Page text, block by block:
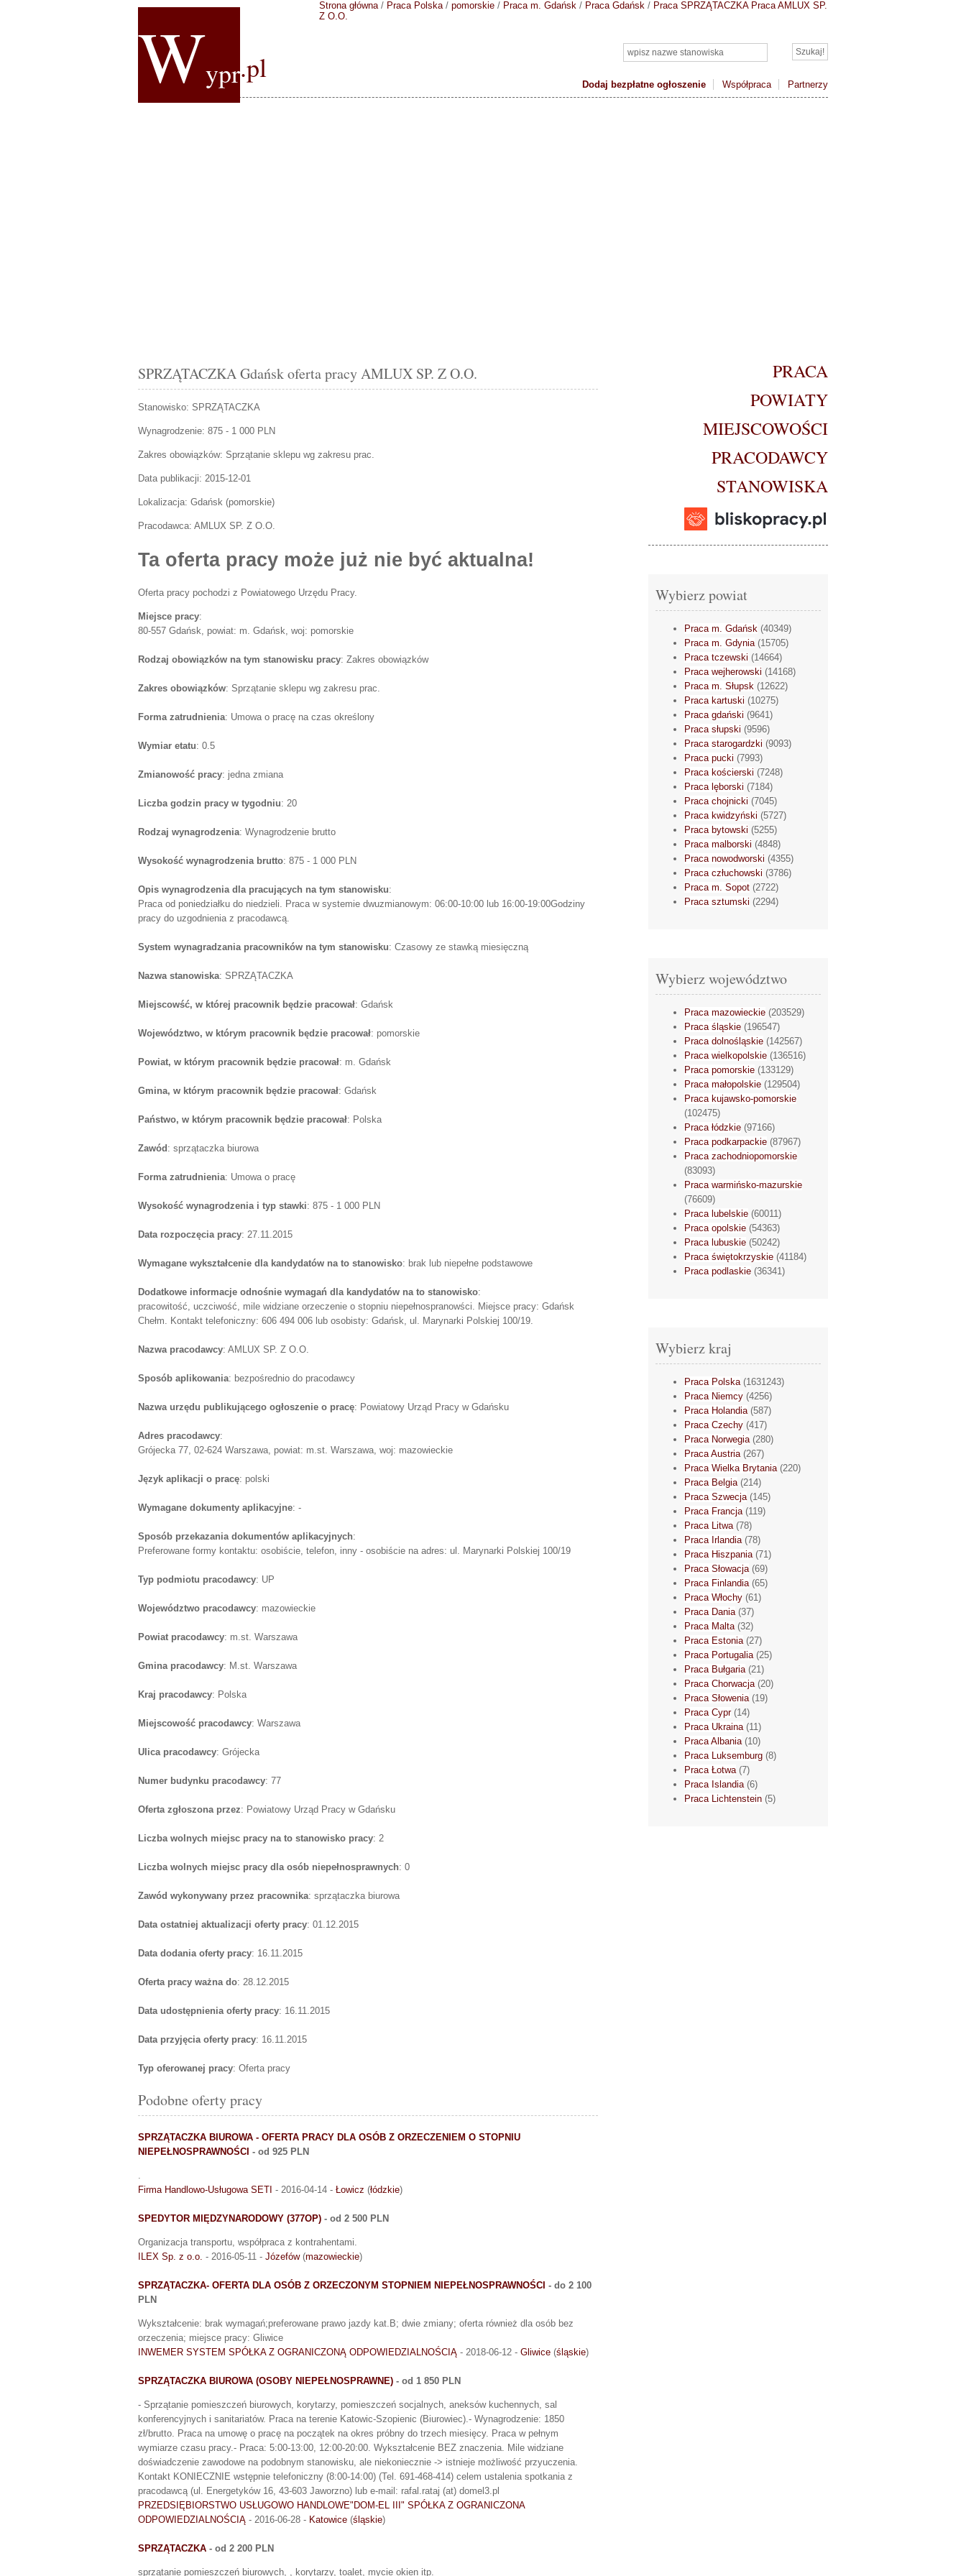
Wypr.pl
Dodaj bezpłatne ogłoszenie Współpraca Partnerzy
Strona główna/ Praca Polska/ pomorskie / Praca m. Gdańsk / Praca Gdańsk / Praca SPRZĄTACZKA Praca AMLUX SP.
Z O.O.
SPRZĄTACZKA Gdańsk oferta pracy AMLUX SP. Z O.O.
Stanowisko: SPRZĄTACZKA
Wynagrodzenie: 875 - 1 000 PLN
Zakres obowiązków: Sprzątanie sklepu wg zakresu prac.
Data publikacji: 2015-12-01
Lokalizacja: Gdańsk (pomorskie)
Pracodawca: AMLUX SP. Z O.O.
Ta oferta pracy może już nie być aktualna!
Oferta pracy pochodzi z Powiatowego Urzędu Pracy.
Miejsce pracy:
80-557 Gdańsk, powiat: m. Gdańsk, woj: pomorskie
Rodzaj obowiązków na tym stanowisku pracy: Zakres obowiązków
Zakres obowiązków: Sprzątanie sklepu wg zakresu prac.
Forma zatrudnienia: Umowa o pracę na czas określony
Wymiar etatu: 0.5
Zmianowość pracy: jedna zmiana
Liczba godzin pracy w tygodniu: 20
Rodzaj wynagrodzenia: Wynagrodzenie brutto
Wysokość wynagrodzenia brutto: 875 - 1 000 PLN
Opis wynagrodzenia dla pracujących na tym stanowisku:
Praca od poniedziałku do niedzieli. Praca w systemie dwuzmianowym: 06:00-10:00 lub 16:00-19:00Godziny
pracy do uzgodnienia z pracodawcą.
System wynagradzania pracowników na tym stanowisku: Czasowy ze stawką miesięczną
Nazwa stanowiska: SPRZĄTACZKA
Miejscowść, w której pracownik będzie pracował: Gdańsk
Województwo, w którym pracownik będzie pracował: pomorskie
Powiat, w którym pracownik będzie pracował: m. Gdańsk
Gmina, w którym pracownik będzie pracował: Gdańsk
Państwo, w którym pracownik będzie pracował: Polska
Zawód : sprzątaczka biurowa
Forma zatrudnienia: Umowa o pracę
Wysokość wynagrodzenia i typ stawki: 875 - 1 000 PLN
Data rozpoczęcia pracy: 27.11.2015
Wymagane wykształcenie dla kandydatów na to stanowisko: brak lub niepełne podstawowe
Dodatkowe informacje odnośnie wymagań dla kandydatów na to stanowisko:
pracowitość, uczciwość, mile widziane orzeczenie o stopniu niepełnospranowści. Miejsce pracy: Gdańsk
Chełm. Kontakt telefoniczny: 606 494 006 lub osobisty: Gdańsk, ul. Marynarki Polskiej 100/19.
Nazwa pracodawcy: AMLUX SP. Z O.O.
Sposób aplikowania: bezpośrednio do pracodawcy
Nazwa urzędu publikującego ogłoszenie o pracę: Powiatowy Urząd Pracy w Gdańsku
Adres pracodawcy:
Grójecka 77, 02-624 Warszawa, powiat: m.st. Warszawa, woj: mazowieckie
Język aplikacji o pracę: polski
Wymagane dokumenty aplikacyjne: -
Sposób przekazania dokumentów aplikacyjnych:
Preferowane formy kontaktu: osobiście, telefon, inny - osobiście na adres: ul. Marynarki Polskiej 100/19
Typ podmiotu pracodawcy: UP
Województwo pracodawcy: mazowieckie
Powiat pracodawcy: m.st. Warszawa
Gmina pracodawcy: M.st. Warszawa
Kraj pracodawcy: Polska
Miejscowość pracodawcy: Warszawa
Ulica pracodawcy: Grójecka
Numer budynku pracodawcy: 77
Oferta zgłoszona przez: Powiatowy Urząd Pracy w Gdańsku
Liczba wolnych miejsc pracy na to stanowisko pracy: 2
Liczba wolnych miejsc pracy dla osób niepełnosprawnych: 0
Zawód wykonywany przez pracownika: sprzątaczka biurowa
Data ostatniej aktualizacji oferty pracy: 01.12.2015
Data dodania oferty pracy: 16.11.2015
Oferta pracy ważna do: 28.12.2015
Data udostępnienia oferty pracy: 16.11.2015
Data przyjęcia oferty pracy: 16.11.2015
Typ oferowanej pracy: Oferta pracy
Podobne oferty pracy
SPRZĄTACZKA BIUROWA - OFERTA PRACY DLA OSÓB Z ORZECZENIEM O STOPNIU
NIEPEŁNOSPRAWNOŚCI - od 925 PLN
.
Firma Handlowo-Usługowa SETI - 2016-04-14 - Łowicz (łódzkie)
SPEDYTOR MIĘDZYNARODOWY (377OP) - od 2 500 PLN
Organizacja transportu, współpraca z kontrahentami.
ILEX Sp. z o.o. - 2016-05-11 - Józefów(mazowieckie)
SPRZĄTACZKA- OFERTA DLA OSÓB Z ORZECZONYM STOPNIEM NIEPEŁNOSPRAWNOŚCI - do 2 100
PLN
Wykształcenie: brak wymagań;preferowane prawo jazdy kat.B; dwie zmiany; oferta również dla osób bez
orzeczenia; miejsce pracy: Gliwice
INWEMER SYSTEM SPÓŁKA Z OGRANICZONĄ ODPOWIEDZIALNOŚCIĄ - 2018-06-12 - Gliwice (śląskie)
SPRZĄTACZKA BIUROWA (OSOBY NIEPEŁNOSPRAWNE) - od 1 850 PLN
- Sprzątanie pomieszczeń biurowych, korytarzy, pomieszczeń socjalnych, aneksów kuchennych, sal
konferencyjnych i sanitariatów. Praca na terenie Katowic-Szopienic (Biurowiec).- Wynagrodzenie: 1850
zł/brutto. Praca na umowę o pracę na początek na okres próbny do trzech miesięcy. Praca w pełnym
wymiarze czasu pracy.- Praca: 5:00-13:00, 12:00-20:00. Wykształcenie BEZ znaczenia. Mile widziane
doświadczenie zawodowe na podobnym stanowisku, ale niekoniecznie -> istnieje możliwość przyuczenia.
Kontakt KONIECZNIE wstępnie telefoniczny (8:00-14:00) (Tel. 691-468-414) celem ustalenia spotkania z
pracodawcą (ul. Energetyków 16, 43-603 Jaworzno) lub e-mail: rafal.rataj (at) domel3.pl
PRZEDSIĘBIORSTWO USŁUGOWO HANDLOWE"DOM-EL III" SPÓŁKA Z OGRANICZONA
ODPOWIEDZIALNOŚCIĄ - 2016-06-28 - Katowice (śląskie)
SPRZĄTACZKA - od 2 200 PLN
sprzątanie pomieszczeń biurowych, , korytarzy, toalet, mycie okien itp.
PRACA
POWIATY
MIEJSCOWOŚCI
PRACODAWCY
STANOWISKA
Wybierz powiat
Praca m. Gdańsk (40349)
Praca m. Gdynia(15705)
Praca tczewski (14664)
Praca wejherowski (14168)
Praca m. Słupsk (12622)
Praca kartuski (10275)
Praca gdański (9641)
Praca słupski (9596)
Praca starogardzki (9093)
Praca pucki (7993)
Praca kościerski (7248)
Praca lęborski (7184)
Praca chojnicki (7045)
Praca kwidzyński (5727)
Praca bytowski (5255)
Praca malborski (4848)
Praca nowodworski (4355)
Praca człuchowski (3786)
Praca m. Sopot (2722)
Praca sztumski (2294)
Wybierz województwo
Praca mazowieckie (203529)
Praca śląskie (196547)
Praca dolnośląskie (142567)
Praca wielkopolskie (136516)
Praca pomorskie (133129)
Praca małopolskie (129504)
Praca kujawsko-pomorskie
(102475)
Praca łódzkie (97166)
Praca podkarpackie (87967)
Praca zachodniopomorskie
(83093)
Praca warmińsko-mazurskie
(76609)
Praca lubelskie (60011)
Praca opolskie (54363)
Praca lubuskie (50242)
Praca świętokrzyskie (41184)
Praca podlaskie (36341)
Wybierz kraj
Praca Polska(1631243)
Praca Niemcy (4256)
Praca Holandia(587)
Praca Czechy (417)
Praca Norwegia(280)
Praca Austria(267)
Praca Wielka Brytania(220)
Praca Belgia(214)
Praca Szwecja(145)
Praca Francja(119)
Praca Litwa(78)
Praca Irlandia(78)
Praca Hiszpania(71)
Praca Słowacja(69)
Praca Finlandia(65)
Praca Włochy (61)
Praca Dania(37)
Praca Malta(32)
Praca Estonia(27)
Praca Portugalia(25)
Praca Bułgaria(21)
Praca Chorwacja(20)
Praca Słowenia(19)
Praca Cypr(14)
Praca Ukraina(11)
Praca Albania(10)
Praca Luksemburg (8)
Praca Łotwa(7)
Praca Islandia(6)
Praca Lichtenstein (5)